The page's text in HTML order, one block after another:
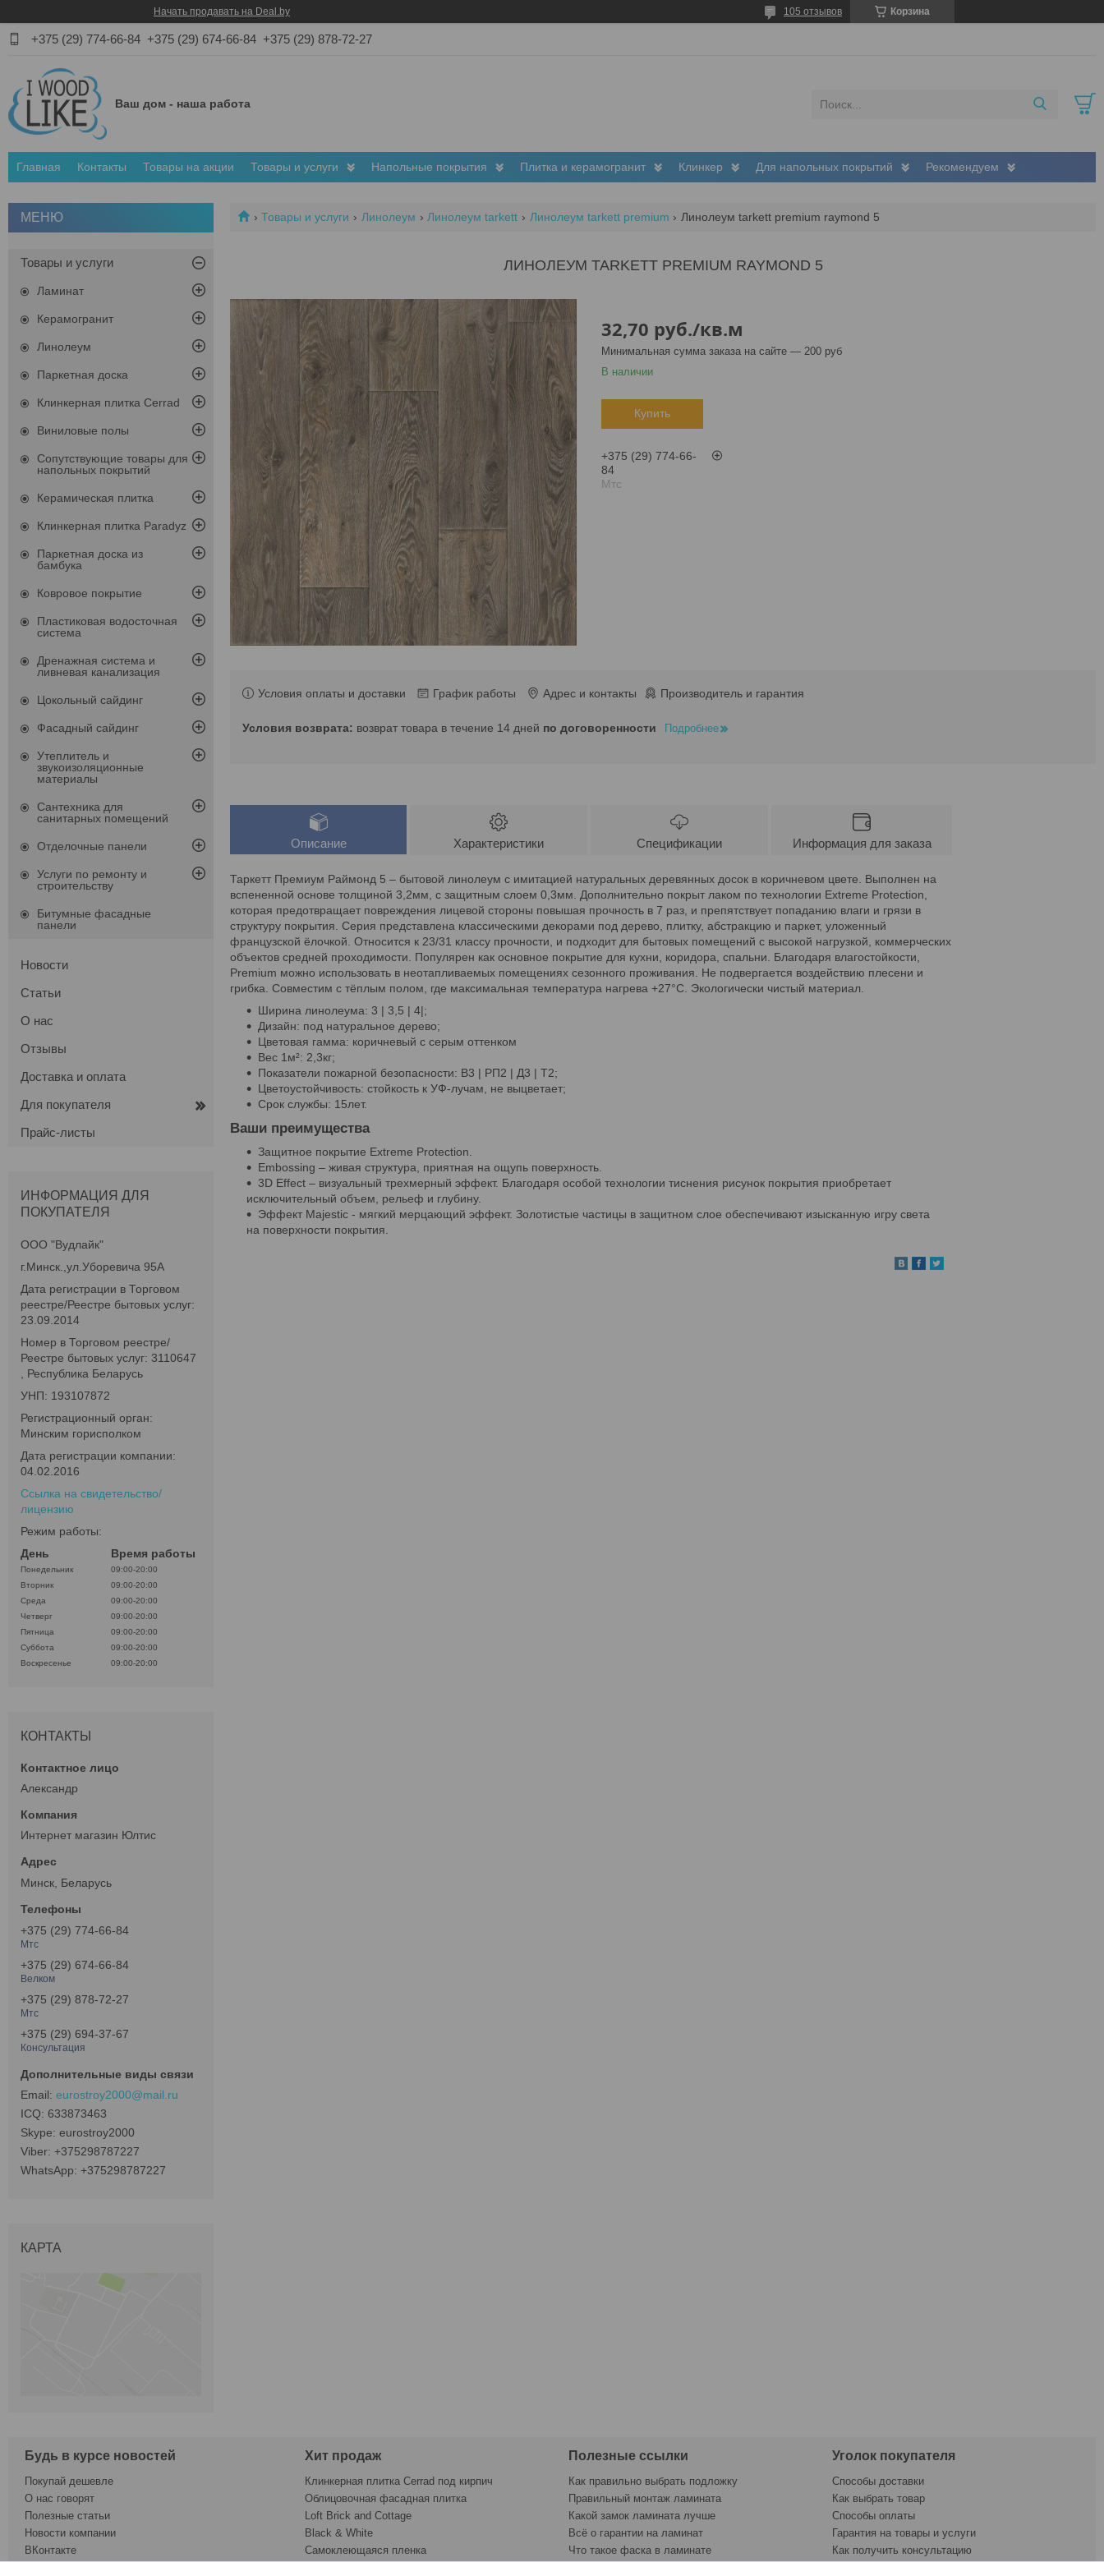
Начать продавать на Deal.by Корзина
105 отзывов
+375 (29) 774-66-84 +375 (29) 674-66-84 +375 (29) 878-72-27
Ваш дом - наша работа
Главная Контакты Товары на акции Товары и услуги Напольные покрытия Плитка и керамогранит Клинкер Для напольных покрытий Рекомендуем
Товары и услуги Линолеум Линолеум tarkett Линолеум tarkett premium Линолеум tarkett premium raymond 5
ЛИНОЛЕУМ TARKETT PREMIUM RAYMOND 5
32,70 руб./кв.м
Минимальная сумма заказа на сайте — 200 руб
В наличии
Купить
+375 (29) 774-66-
84
Мтс
Условия оплаты и доставки График работы Адрес и контакты Производитель и гарантия
возврат товара в течение 14 дней по договоренности Подробнее
Описание Характеристики Спецификации Информация для заказа
Таркетт Премиум Раймонд 5 – бытовой линолеум с имитацией натуральных деревянных досок в коричневом цвете. Выполнен на
вспененной основе толщиной 3,2мм, с защитным слоем 0,3мм. Дополнительно покрыт лаком по технологии Extreme Protection,
которая предотвращает повреждения лицевой стороны повышая прочность в 7 раз, и препятствует попаданию влаги и грязи в
структуру покрытия. Серия представлена классическими декорами под дерево, плитку, абстракцию и паркет, уложенный
французской ёлочкой. Относится к 23/31 классу прочности, и подходит для бытовых помещений с высокой нагрузкой, коммерческих
объектов средней проходимости. Популярен как основное покрытие для кухни, коридора, спальни. Благодаря влагостойкости,
Premium можно использовать в неотапливаемых помещениях сезонного проживания. Не подвергается воздействию плесени и
грибка. Совместим с тёплым полом, где максимальная температура нагрева +27°C. Экологически чистый материал.
Ширина линолеума: 3 | 3,5 | 4|;
Дизайн: под натуральное дерево;
Цветовая гамма: коричневый с серым оттенком
Вес 1м²: 2,3кг;
Показатели пожарной безопасности: В3 | РП2 | Д3 | Т2;
Цветоустойчивость: стойкость к УФ-лучам, не выцветает;
Срок службы: 15лет.
Ваши преимущества
Защитное покрытие Extreme Protection.
Embossing – живая структура, приятная на ощупь поверхность.
3D Effect – визуальный трехмерный эффект. Благодаря особой технологии тиснения рисунок покрытия приобретает
исключительный объем, рельеф и глубину.
Эффект Majestic - мягкий мерцающий эффект. Золотистые частицы в защитном слое обеспечивают изысканную игру света
на поверхности покрытия.
Товары и услуги
Ламинат
Керамогранит
Линолеум
Паркетная доска
Клинкерная плитка Cerrad
Виниловые полы
Сопутствующие товары для
напольных покрытий
Керамическая плитка
Клинкерная плитка Paradyz
Паркетная доска из
бамбука
Ковровое покрытие
Пластиковая водосточная
система
Дренажная система и
ливневая канализация
Цокольный сайдинг
Фасадный сайдинг
Утеплитель и
звукоизоляционные
материалы
Сантехника для
санитарных помещений
Отделочные панели
Услуги по ремонту и
строительству
Битумные фасадные
панели
Новости
Статьи
О нас
Отзывы
Доставка и оплата
Для покупателя
Прайс-листы
ИНФОРМАЦИЯ ДЛЯ
ПОКУПАТЕЛЯ
ООО "Вудлайк"
г.Минск.,ул.Уборевича 95А
Дата регистрации в Торговом
реестре/Реестре бытовых услуг:
23.09.2014
Номер в Торговом реестре/
Реестре бытовых услуг: 3110647
, Республика Беларусь
УНП: 193107872
Регистрационный орган:
Минским горисполком
Дата регистрации компании:
04.02.2016
Ссылка на свидетельство/
лицензию
Режим работы:
День
Время работы
Понедельник
09:00-20:00
Вторник
09:00-20:00
Среда
09:00-20:00
Четверг
09:00-20:00
Пятница
09:00-20:00
Суббота
09:00-20:00
Воскресенье
09:00-20:00
КОНТАКТЫ
Александр
Интернет магазин Юлтис
Минск, Беларусь
+375 (29) 774-66-84
Мтс
+375 (29) 674-66-84
Велком
+375 (29) 878-72-27
Мтс
+375 (29) 694-37-67
Консультация
eurostroy2000@mail.ru
633873463
eurostroy2000
+375298787227
+375298787227
КАРТА
Будь в курсе новостей
Покупай дешевле
О нас говорят
Полезные статьи
Новости компании
ВКонтакте
Хит продаж
Клинкерная плитка Cerrad под кирпич
Облицовочная фасадная плитка
Loft Brick and Cottage
Black & White
Самоклеющаяся пленка
Полезные ссылки
Как правильно выбрать подложку
Правильный монтаж ламината
Какой замок ламината лучше
Всё о гарантии на ламинат
Что такое фаска в ламинате
Уголок покупателя
Способы доставки
Как выбрать товар
Способы оплаты
Гарантия на товары и услуги
Как получить консультацию